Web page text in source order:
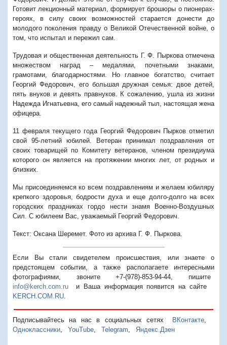
Готовит лекционный материал, формирует брошюры о пионерах-
героях, в силу своих возможностей старается донести до
молодого поколения правду о Великой Отечественной войне, о
том, что испытал и пережил сам.
Трудовая и общественная деятельность Г. Ф. Пыркова отмечена
множеством наград – медалями, почетными знаками,
грамотами, благодарностями. Но главное богатство, считает
Георгий Федорович, его большая дружная семья: двое детей,
пять внуков и девять правнуков. К сожалению, ушла из жизни
Надежда Игнатьевна, его самый надежный тыл, настоящая жена
офицера.
11 февраля текущего года Георгий Федорович Пырков отметил
свой 95-летний юбилей. Ветеран принимал поздравления от
своих товарищей по Комитету ветеранов, членом президиума
которого он является на протяжении многих лет, от родных и
близких.
Мы присоединяемся ко всем поздравлениям и желаем юбиляру
крепкого здоровья, бодрости духа и еще долго-долго на всех
городских праздниках гордо нести знамя Военно-Воздушных
Сил. С юбилеем Вас, уважаемый Георгий Федорович.
Текст: Оксана Шеремет. Фото из архива Г. Ф. Пыркова.
Если Вы стали свидетелем происшествия, или знаете о
предстоящем событии, а также располагаете интересными
фотографиями, звоните +7-(978)-853-94-44, пишите
info@kerch.com.ru и Ваша информация появится на сайте
KERCH.COM.RU.
Подписывайтесь на нас в социальных сетях ВКонтакте,
Одноклассники, YouTube, Telegram, Яндекс.Дзен